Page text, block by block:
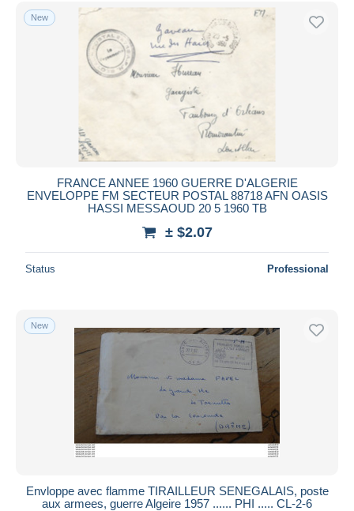
Free shipping
Payment methods
PayPal
Bank transfer
Bancontact
Maestro
Seller's residence
Entire world
Submit
New
FRANCE ANNEE 1960 GUERRE D'ALGERIE
ENVELOPPE FM SECTEUR POSTAL 88718 AFN OASIS
HASSI MESSAOUD 20 5 1960 TB
± $2.07
Status Professional
New
Envloppe avec flamme TIRAILLEUR SENEGALAIS, poste
aux armees, guerre Algeire 1957 ...... PHI ..... CL-2-6